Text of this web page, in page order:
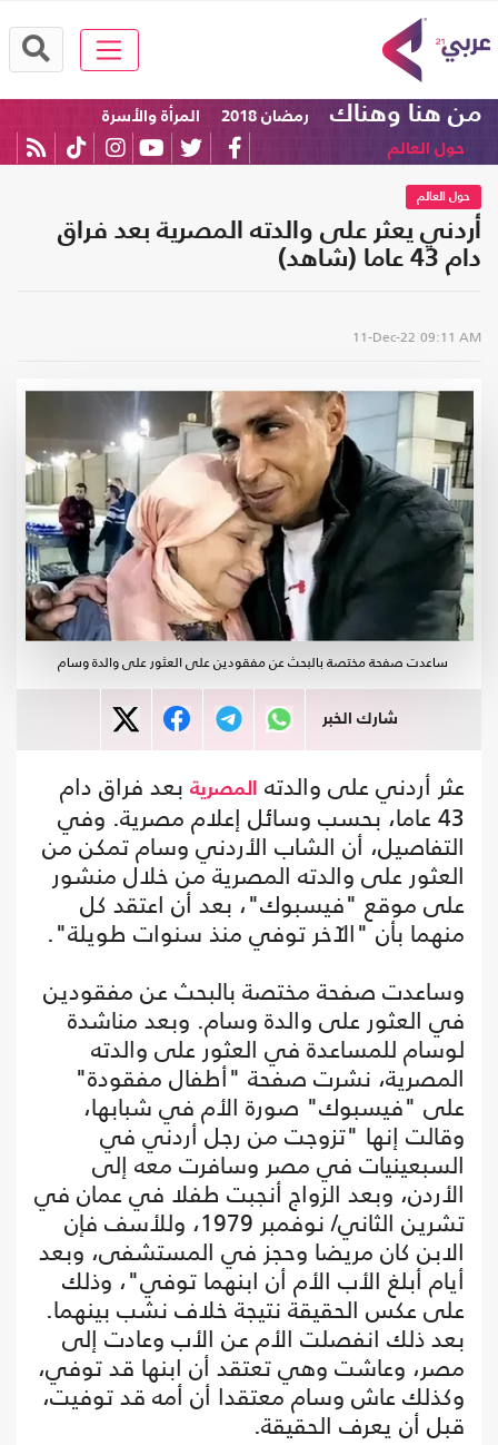
من هنا وهناك رمضان 2018
المرأة والأسرة
حول العالم
حول العالم
أردني يعثر على والدته المصرية بعد فراق
دام 43 عاما (شاهد)
11-Dec-22 09:11 AM
ساعدت صفحة مختصة بالبحث عن مفقودين على العثور على والدة وسام
شارك الخبر
عثر أردني على والدته المصرية بعد فراق دام
43 عاما، بحسب وسائل إعلام مصرية. وفي
التفاصيل، أن الشاب الأردني وسام تمكن من
العثور على والدته المصرية من خلال منشور
على موقع "فيسبوك"، بعد أن اعتقد كل
منهما بأن "الآخر توفي منذ سنوات طويلة".
وساعدت صفحة مختصة بالبحث عن مفقودين
في العثور على والدة وسام. وبعد مناشدة
لوسام للمساعدة في العثور على والدته
المصرية، نشرت صفحة "أطفال مفقودة"
على "فيسبوك" صورة الأم في شبابها،
وقالت إنها "تزوجت من رجل أردني في
السبعينيات في مصر وسافرت معه إلى
الأردن، وبعد الزواج أنجبت طفلا في عمان في
تشرين الثاني/ نوفمبر 1979، وللأسف فإن
الابن كان مريضا وحجز في المستشفى، وبعد
أيام أبلغ الأب الأم أن ابنهما توفي"، وذلك
على عكس الحقيقة نتيجة خلاف نشب بينهما.
بعد ذلك انفصلت الأم عن الأب وعادت إلى
مصر، وعاشت وهي تعتقد أن ابنها قد توفي،
وكذلك عاش وسام معتقدا أن أمه قد توفيت،
قبل أن يعرف الحقيقة.